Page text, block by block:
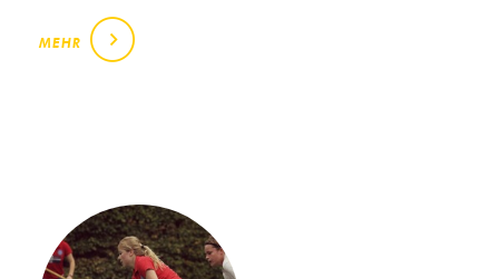
MEHR